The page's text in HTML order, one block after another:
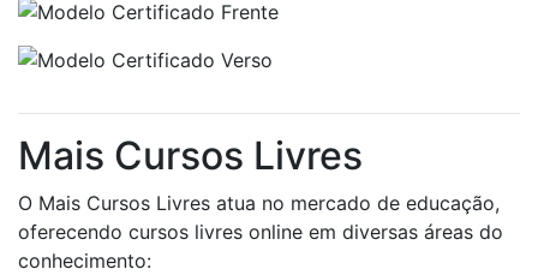
Mais Cursos Livres
O Mais Cursos Livres atua no mercado de educação,
oferecendo cursos livres online em diversas áreas do
conhecimento: